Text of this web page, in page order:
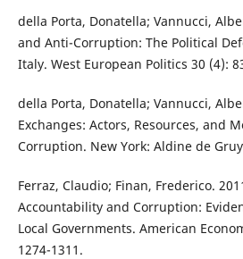
della Porta, Donatella; Vannucci,
and Anti-Corruption: The Political
Italy. West European Politics 30 (4):
della Porta, Donatella; Vannucci,
Exchanges: Actors, Resources, and
Corruption. New York: Aldine de
Ferraz, Claudio; Finan, Frederico.
Accountability and Corruption:
Local Governments. American
1274-1311.